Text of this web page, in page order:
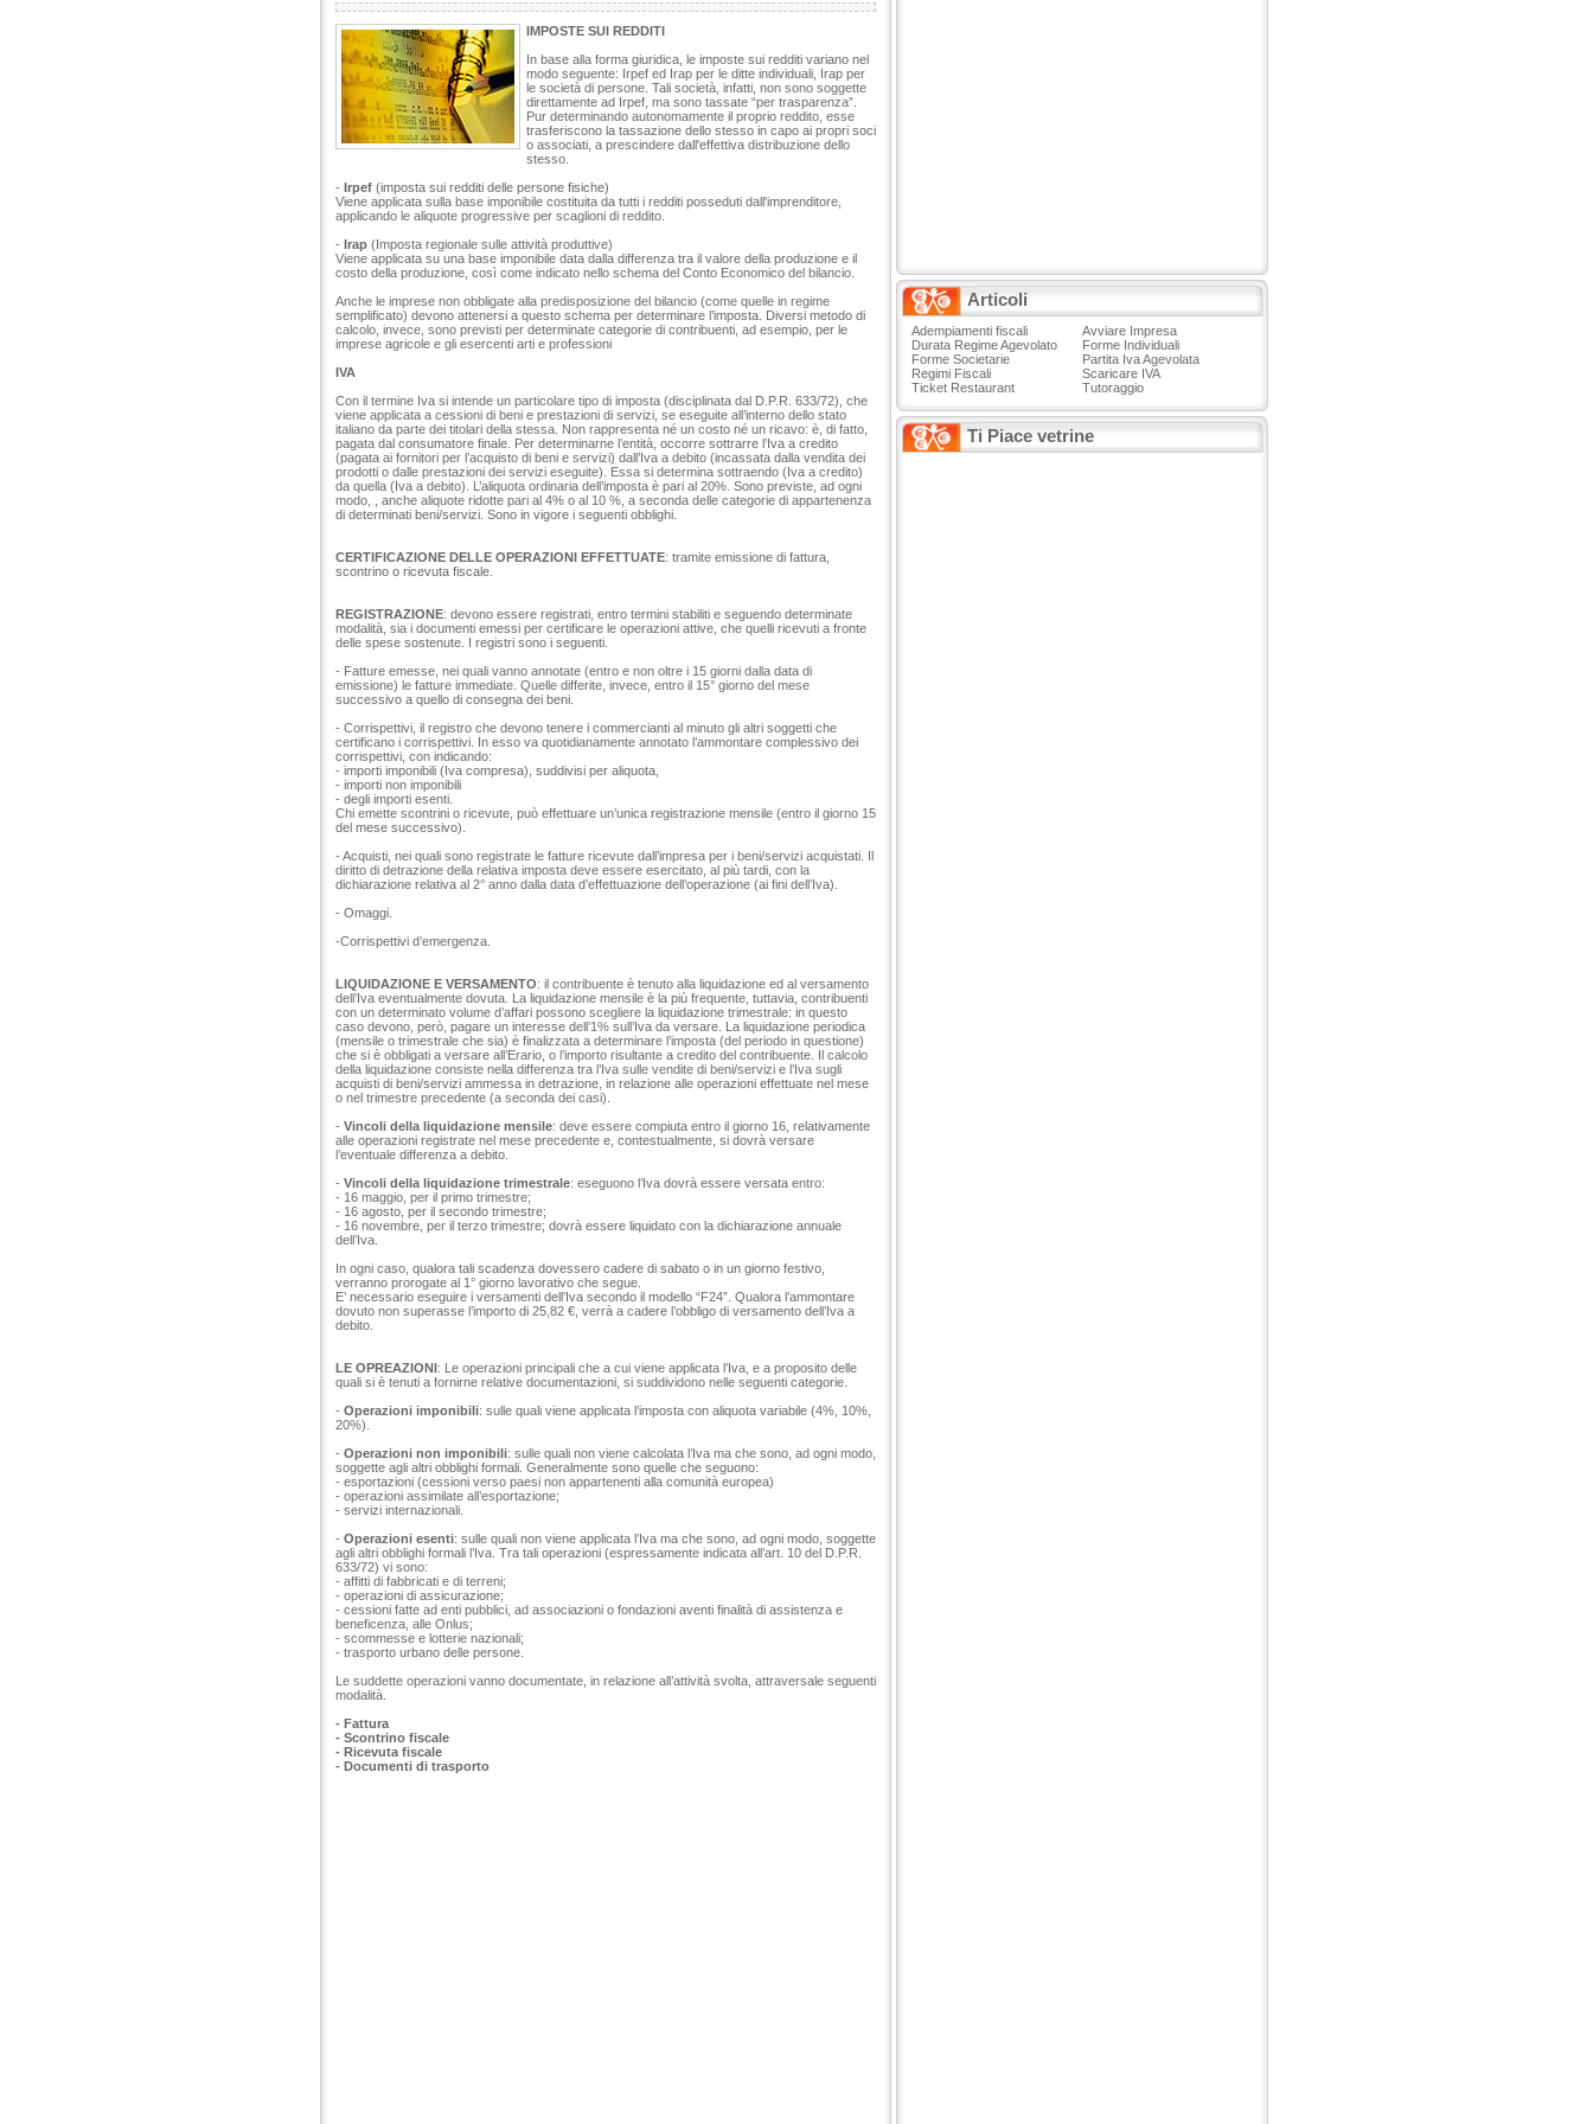
IMPOSTE SUI REDDITI
In base alla forma giuridica, le imposte sui redditi variano nel
modo seguente: Irpef ed Irap per le ditte individuali, Irap per
le società di persone. Tali società, infatti, non sono soggette
direttamente ad Irpef, ma sono tassate “per trasparenza”.
Pur determinando autonomamente il proprio reddito, esse
trasferiscono la tassazione dello stesso in capo ai propri soci
o associati, a prescindere dall'effettiva distribuzione dello
stesso.
- Irpef (imposta sui redditi delle persone fisiche)
Viene applicata sulla base imponibile costituita da tutti i redditi posseduti dall'imprenditore,
applicando le aliquote progressive per scaglioni di reddito.
- Irap (Imposta regionale sulle attività produttive)
Viene applicata su una base imponibile data dalla differenza tra il valore della produzione e il
costo della produzione, così come indicato nello schema del Conto Economico del bilancio.
Anche le imprese non obbligate alla predisposizione del bilancio (come quelle in regime
semplificato) devono attenersi a questo schema per determinare l’imposta. Diversi metodo di
calcolo, invece, sono previsti per determinate categorie di contribuenti, ad esempio, per le
imprese agricole e gli esercenti arti e professioni
IVA
Con il termine Iva si intende un particolare tipo di imposta (disciplinata dal D.P.R. 633/72), che
viene applicata a cessioni di beni e prestazioni di servizi, se eseguite all’interno dello stato
italiano da parte dei titolari della stessa. Non rappresenta né un costo né un ricavo: è, di fatto,
pagata dal consumatore finale. Per determinarne l’entità, occorre sottrarre l’Iva a credito
(pagata ai fornitori per l’acquisto di beni e servizi) dall’Iva a debito (incassata dalla vendita dei
prodotti o dalle prestazioni dei servizi eseguite). Essa si determina sottraendo (Iva a credito)
da quella (Iva a debito). L’aliquota ordinaria dell’imposta è pari al 20%. Sono previste, ad ogni
modo, , anche aliquote ridotte pari al 4% o al 10 %, a seconda delle categorie di appartenenza
di determinati beni/servizi. Sono in vigore i seguenti obblighi.
CERTIFICAZIONE DELLE OPERAZIONI EFFETTUATE: tramite emissione di fattura,
scontrino o ricevuta fiscale.
REGISTRAZIONE: devono essere registrati, entro termini stabiliti e seguendo determinate
modalità, sia i documenti emessi per certificare le operazioni attive, che quelli ricevuti a fronte
delle spese sostenute. I registri sono i seguenti.
- Fatture emesse, nei quali vanno annotate (entro e non oltre i 15 giorni dalla data di
emissione) le fatture immediate. Quelle differite, invece, entro il 15° giorno del mese
successivo a quello di consegna dei beni.
- Corrispettivi, il registro che devono tenere i commercianti al minuto gli altri soggetti che
certificano i corrispettivi. In esso va quotidianamente annotato l’ammontare complessivo dei
corrispettivi, con indicando:
- importi imponibili (Iva compresa), suddivisi per aliquota,
- importi non imponibili
- degli importi esenti.
Chi emette scontrini o ricevute, può effettuare un’unica registrazione mensile (entro il giorno 15
del mese successivo).
- Acquisti, nei quali sono registrate le fatture ricevute dall’impresa per i beni/servizi acquistati. Il
diritto di detrazione della relativa imposta deve essere esercitato, al più tardi, con la
dichiarazione relativa al 2° anno dalla data d’effettuazione dell’operazione (ai fini dell’Iva).
- Omaggi.
-Corrispettivi d’emergenza.
LIQUIDAZIONE E VERSAMENTO: il contribuente è tenuto alla liquidazione ed al versamento
dell’Iva eventualmente dovuta. La liquidazione mensile è la più frequente, tuttavia, contribuenti
con un determinato volume d’affari possono scegliere la liquidazione trimestrale: in questo
caso devono, però, pagare un interesse dell’1% sull’Iva da versare. La liquidazione periodica
(mensile o trimestrale che sia) è finalizzata a determinare l’imposta (del periodo in questione)
che si è obbligati a versare all’Erario, o l’importo risultante a credito del contribuente. Il calcolo
della liquidazione consiste nella differenza tra l’Iva sulle vendite di beni/servizi e l’Iva sugli
acquisti di beni/servizi ammessa in detrazione, in relazione alle operazioni effettuate nel mese
o nel trimestre precedente (a seconda dei casi).
- Vincoli della liquidazione mensile: deve essere compiuta entro il giorno 16, relativamente
alle operazioni registrate nel mese precedente e, contestualmente, si dovrà versare
l’eventuale differenza a debito.
- Vincoli della liquidazione trimestrale: eseguono l’Iva dovrà essere versata entro:
- 16 maggio, per il primo trimestre;
- 16 agosto, per il secondo trimestre;
- 16 novembre, per il terzo trimestre; dovrà essere liquidato con la dichiarazione annuale
dell’Iva.
In ogni caso, qualora tali scadenza dovessero cadere di sabato o in un giorno festivo,
verranno prorogate al 1° giorno lavorativo che segue.
E’ necessario eseguire i versamenti dell’Iva secondo il modello “F24”. Qualora l’ammontare
dovuto non superasse l’importo di 25,82 €, verrà a cadere l’obbligo di versamento dell’Iva a
debito.
LE OPREAZIONI: Le operazioni principali che a cui viene applicata l’Iva, e a proposito delle
quali si è tenuti a fornirne relative documentazioni, si suddividono nelle seguenti categorie.
- Operazioni imponibili: sulle quali viene applicata l’imposta con aliquota variabile (4%, 10%,
20%).
- Operazioni non imponibili: sulle quali non viene calcolata l’Iva ma che sono, ad ogni modo,
soggette agli altri obblighi formali. Generalmente sono quelle che seguono:
- esportazioni (cessioni verso paesi non appartenenti alla comunità europea)
- operazioni assimilate all’esportazione;
- servizi internazionali.
- Operazioni esenti: sulle quali non viene applicata l’Iva ma che sono, ad ogni modo, soggette
agli altri obblighi formali l’Iva. Tra tali operazioni (espressamente indicata all’art. 10 del D.P.R.
633/72) vi sono:
- affitti di fabbricati e di terreni;
- operazioni di assicurazione;
- cessioni fatte ad enti pubblici, ad associazioni o fondazioni aventi finalità di assistenza e
beneficenza, alle Onlus;
- scommesse e lotterie nazionali;
- trasporto urbano delle persone.
Le suddette operazioni vanno documentate, in relazione all’attività svolta, attraversale seguenti
modalità.
- Fattura
- Scontrino fiscale
- Ricevuta fiscale
- Documenti di trasporto
Articoli
Adempiamenti fiscali
Avviare Impresa
Durata Regime Agevolato
Forme Individuali
Forme Societarie
Partita Iva Agevolata
Regimi Fiscali
Scaricare IVA
Ticket Restaurant
Tutoraggio
Ti Piace vetrine